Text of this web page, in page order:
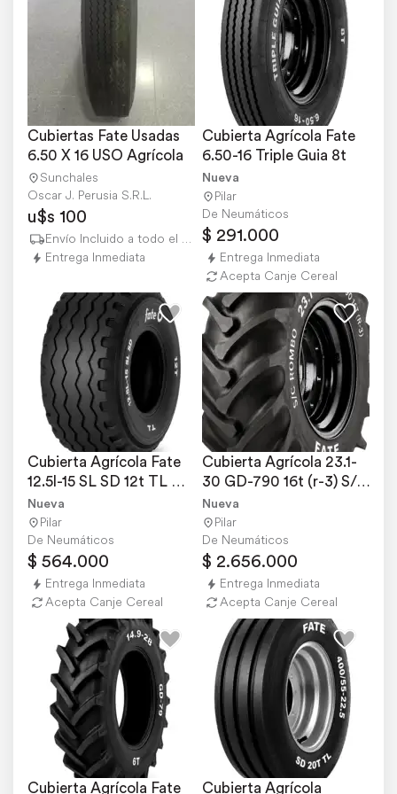
Cubiertas Fate Usadas
6.50 X 16 USO Agrícola
Sunchales
Oscar J. Perusia S.R.L.
u$s 100
Envío Incluido a todo el país
Entrega Inmediata
Cubierta Agrícola Fate
6.50-16 Triple Guia 8t
Nueva
Pilar
De Neumáticos
$ 291.000
Entrega Inmediata
Acepta Canje Cereal
Cubierta Agrícola Fate
12.5l-15 SL SD 12t TL
(flotación)
Nueva
Pilar
De Neumáticos
$ 564.000
Entrega Inmediata
Acepta Canje Cereal
Cubierta Agrícola 23.1-
30 GD-790 16t (r-3) S/C
Rombo Fate
Nueva
Pilar
De Neumáticos
$ 2.656.000
Entrega Inmediata
Acepta Canje Cereal
Cubierta Agrícola Fate Cubierta Agrícola